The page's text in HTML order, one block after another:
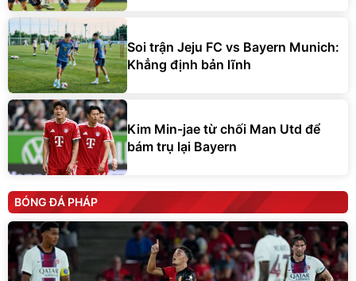
Soi trận Jeju FC vs Bayern Munich:
Khẳng định bản lĩnh
Kim Min-jae từ chối Man Utd để
bám trụ lại Bayern
BÓNG ĐÁ PHÁP